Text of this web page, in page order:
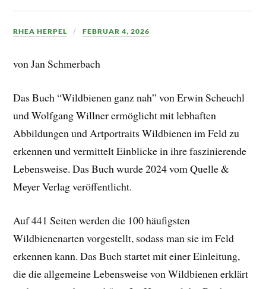
RHEA HERPEL FEBRUAR 4, 2026
von Jan Schmerbach
Das Buch “Wildbienen ganz nah” von Erwin Scheuchl
und Wolfgang Willner ermöglicht mit lebhaften
Abbildungen und Artportraits Wildbienen im Feld zu
erkennen und vermittelt Einblicke in ihre faszinierende
Lebensweise. Das Buch wurde 2024 vom Quelle &
Meyer Verlag veröffentlicht.
Auf 441 Seiten werden die 100 häufigsten
Wildbienenarten vorgestellt, sodass man sie im Feld
erkennen kann. Das Buch startet mit einer Einleitung,
die die allgemeine Lebensweise von Wildbienen erklärt